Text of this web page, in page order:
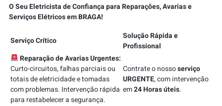
O Seu Eletricista de Confiança para Reparações, Avarias e
Serviços Elétricos em BRAGA!
Serviço Crítico
Solução Rápida e
Profissional
Reparação de Avarias Urgentes:
Curto-circuitos, falhas parciais ou
totais de eletricidade e tomadas
com problemas. Intervenção rápida
para restabelecer a segurança.
Contrate o nossoserviço
URGENTE, com intervenção
em24 Horas úteis.